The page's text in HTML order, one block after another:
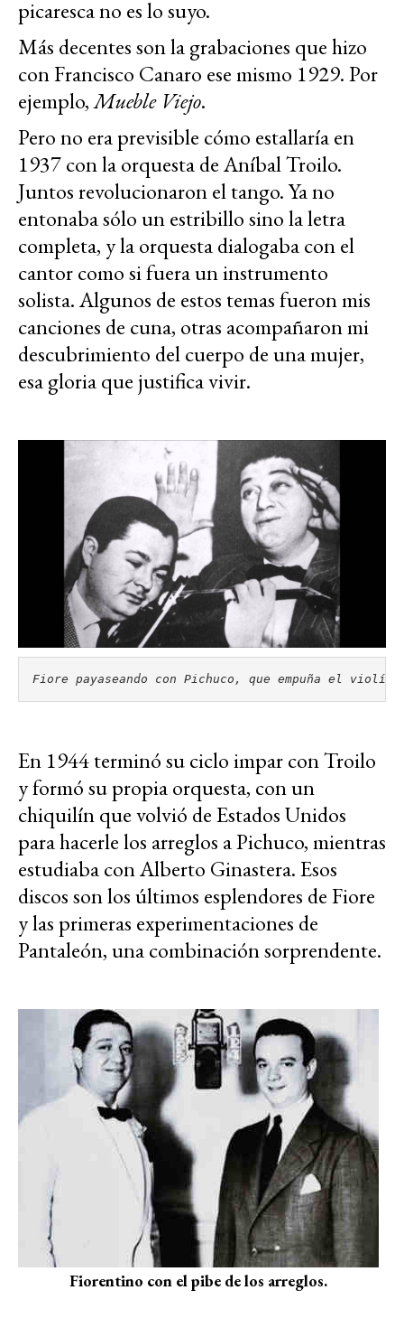
picaresca no es lo suyo.
Más decentes son la grabaciones que hizo
con Francisco Canaro ese mismo 1929. Por
ejemplo,Mueble Viejo.
Pero no era previsible cómo estallaría en
1937 con la orquesta de Aníbal Troilo.
Juntos revolucionaron el tango. Ya no
entonaba sólo un estribillo sino la letra
completa, y la orquesta dialogaba con el
cantor como si fuera un instrumento
solista. Algunos de estos temas fueron mis
canciones de cuna, otras acompañaron mi
descubrimiento del cuerpo de una mujer,
esa gloria que justifica vivir.
Fiore payaseando con Pichuco, que empuña el violín
En 1944 terminó su ciclo impar con Troilo
y formó su propia orquesta, con un
chiquilín que volvió de Estados Unidos
para hacerle los arreglos a Pichuco, mientras
estudiaba con Alberto Ginastera. Esos
discos son los últimos esplendores de Fiore
y las primeras experimentaciones de
Pantaleón, una combinación sorprendente.
Fiorentino con el pibe de los arreglos.